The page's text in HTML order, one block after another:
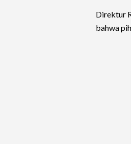
Direktur
bahwa